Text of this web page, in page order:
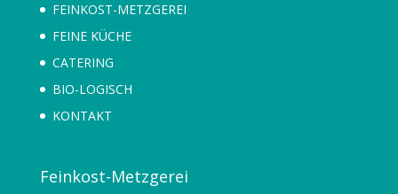
FEINKOST-METZGEREI
FEINE KÜCHE
CATERING
BIO-LOGISCH
KONTAKT
Feinkost-Metzgerei